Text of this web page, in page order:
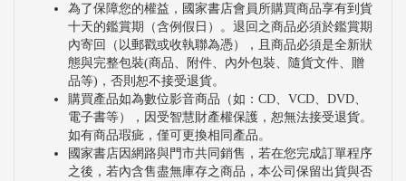
為了保障您的權益，國家書店會員所購買商品享有到貨
十天的鑑賞期（含例假日）。退回之商品必須於鑑賞期
內寄回（以郵戳或收執聯為憑），且商品必須是全新狀
態與完整包裝(商品、附件、內外包裝、隨貨文件、贈
品等)，否則恕不接受退貨。
購買產品如為數位影音商品（如：CD、VCD、DVD、
電子書等），因受智慧財產權保護，恕無法接受退貨。
如有商品瑕疵，僅可更換相同產品。
國家書店因網路與門市共同銷售，若在您完成訂單程序
之後，若內含售盡無庫存之商品，本公司保留出貨與否